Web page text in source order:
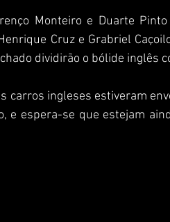
Monteiro e Duarte
Cruz e Grabriel
dividirão o bólide inglês
carros ingleses estiveram
e espera-se que estejam